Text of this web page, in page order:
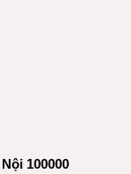
100000